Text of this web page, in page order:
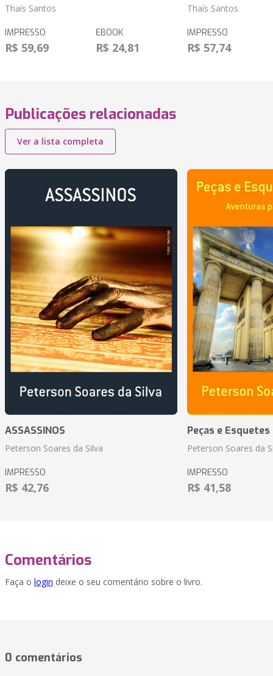
Thaís Santos
IMPRESSO
R$ 59,69
EBOOK
R$ 24,81
Thaís Santos
IMPRESSO
R$ 57,74
Publicações relacionadas
Ver a lista completa
ASSASSINOS
Peterson Soares da Silva
IMPRESSO
R$ 42,76
Peças e
Peterson Soares da
IMPRESSO
R$ 41,58
Comentários
Faça o login deixe o seu comentário sobre o livro.
0 comentários